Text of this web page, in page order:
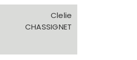
Clelie
CHASSIGNET